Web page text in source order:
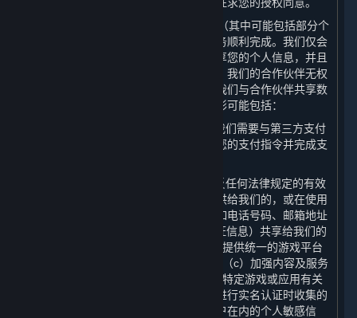
3. 我们可能会向合作伙伴共享您的数据（其中可能包括部分个
人信息），以保障为您提供的内容和服务顺利完成。我们仅会
出于合法、正当、必要、特定的目的共享您的个人信息，并且
只会共享提供内容和服务所必要的数据。我们的合作伙伴无权
将共享的个人信息用于任何其他用途。我们与合作伙伴共享数
据（其中可能包括部分个人信息）的情形可能包括：
（1） 为了实现平台的基本交易功能，我们需要与第三方支付
，以确认您的支付指令并完成支
（2） 您在购买内容和服务后，在不违反任何法律规定的有效
审批要求的前提下，我们可能会将您提供给我们的，或在使用
我们的内容及服务时产生的部分数据，如电话号码、邮箱地址
及IP地址、用户名及头像（不含实名认证信息）共享给我们的
许可方或其他合作伙伴，以便为您（a）提供统一的游戏平台
体验；（b）提供维护和游戏相关服务；（c）加强内容及服务
的安全性；以及（d）向您发送与订阅及特定游戏或应用有关
的商业信息。对于我们在您根据本政策进行实名认证时收集的
个人信息，以及包括特殊身份及金融账户在内的个人敏感信